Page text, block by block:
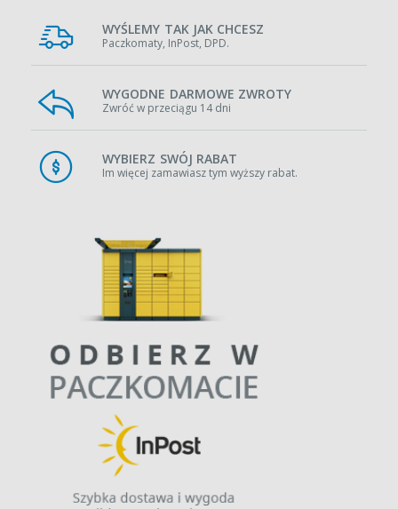
WYŚLEMY TAK JAK CHCESZ
Paczkomaty, InPost, DPD.
WYGODNE DARMOWE ZWROTY
Zwróć w przeciągu 14 dni
WYBIERZ SWÓJ RABAT
Im więcej zamawiasz tym wyższy rabat.